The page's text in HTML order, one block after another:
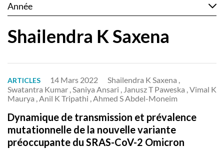
Année
Shailendra K Saxena
ARTICLES 14 Mars 2022
Shailendra K Saxena ,
Swatantra Kumar , Saniya Ansari , Janusz T Paweska , Vimal K
Maurya , Anil K Tripathi , Ahmed S Abdel-Moneim
Dynamique de transmission et prévalence
mutationnelle de la nouvelle variante
préoccupante du SRAS-CoV-2 Omicron